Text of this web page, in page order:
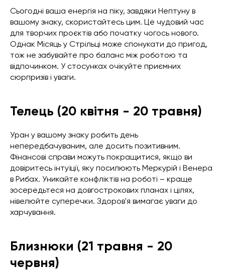
Сьогодні ваша енергія на піку, завдяки Нептуну в
вашому знаку, скористайтесь цим. Це чудовий час
для творчих проєктів або початку чогось нового.
Однак Місяць у Стрільці може спонукати до пригод,
тож не забувайте про баланс між роботою та
відпочинком. У стосунках очікуйте приємних
сюрпризів і уваги.
Телець (20 квітня - 20 травня)
Уран у вашому знаку робить день
непередбачуваним, але досить позитивним.
Фінансові справи можуть покращитися, якщо ви
довіритесь інтуїції, яку посилюють Меркурій і Венера
в Рибах. Уникайте конфліктів на роботі – краще
зосередьтеся на довгострокових планах і цілях,
нівелюйте суперечки. Здоров'я вимагає уваги до
харчування.
Близнюки (21 травня - 20
червня)